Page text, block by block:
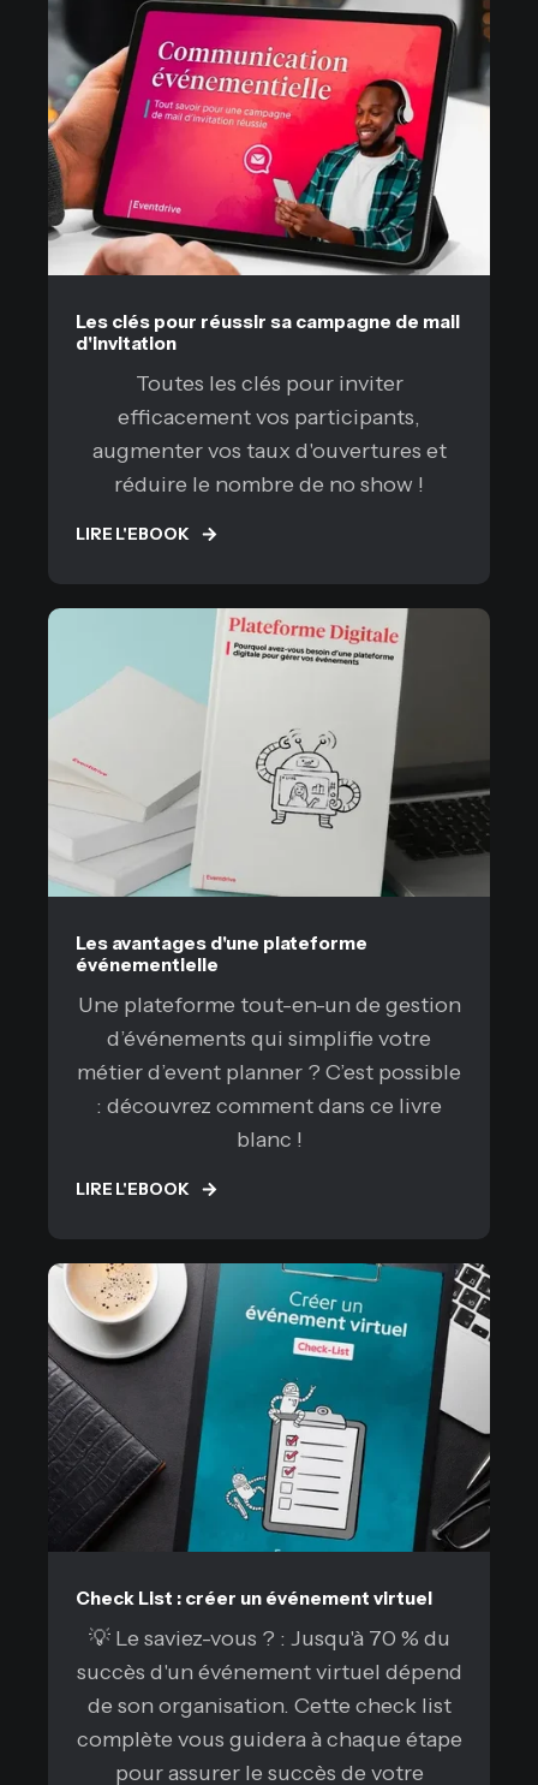
Les clés pour réussir sa campagne de mail
d'invitation
Toutes les clés pour inviter
efficacement vos participants,
augmenter vos taux d'ouvertures et
réduire le nombre de no show !
LIRE L'EBOOK
Les avantages d'une plateforme
événementielle
Une plateforme tout-en-un de gestion
d’événements qui simplifie votre
métier d’event planner ? C’est possible
: découvrez comment dans ce livre
blanc !
LIRE L'EBOOK
Check List : créer un événement virtuel
💡 Le saviez-vous ? : Jusqu'à 70 % du
succès d'un événement virtuel dépend
de son organisation. Cette check list
complète vous guidera à chaque étape
pour assurer le succès de votre